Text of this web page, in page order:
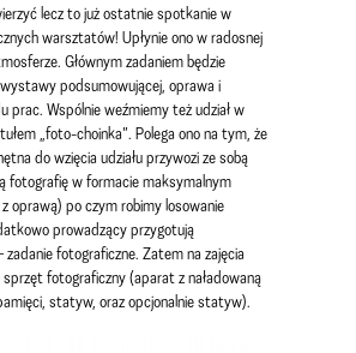
lecz to już ostatnie spotkanie w
warsztatów! Upłynie ono w radosnej
Głównym zadaniem będzie
podsumowującej, oprawa i
prac. Wspólnie weźmiemy też udział w
„foto-choinka”. Polega ono na tym, że
do wzięcia udziału przywozi ze sobą
fotografię w formacie maksymalnym
oprawą) po czym robimy losowanie
prowadzący przygotują
zadanie fotograficzne. Zatem na zajęcia
fotograficzny (aparat z naładowaną
statyw, oraz opcjonalnie statyw).